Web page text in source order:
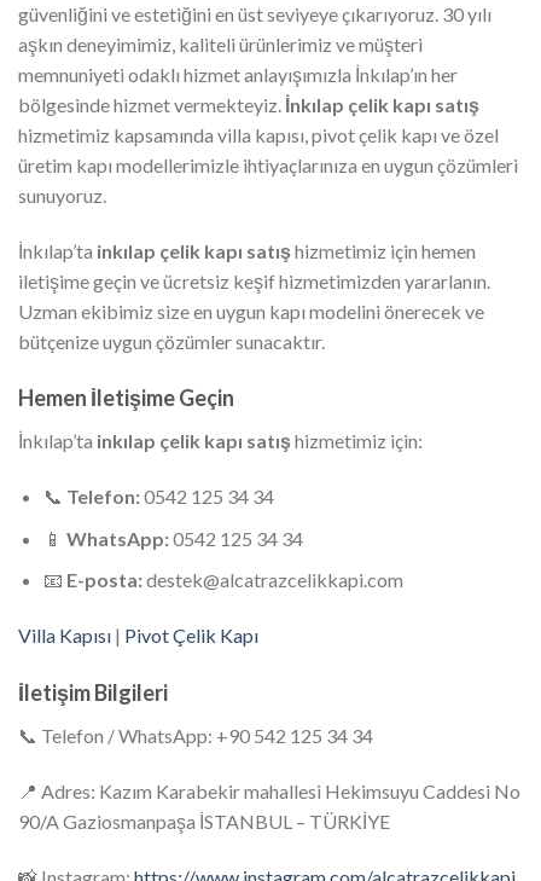
güvenliğini ve estetiğini en üst seviyeye çıkarıyoruz. 30 yılı
aşkın deneyimimiz, kaliteli ürünlerimiz ve müşteri
memnuniyeti odaklı hizmet anlayışımızla İnkılap’ın her
bölgesinde hizmet vermekteyiz. İnkılap çelik kapı satış
hizmetimiz kapsamında villa kapısı, pivot çelik kapı ve özel
üretim kapı modellerimizle ihtiyaçlarınıza en uygun çözümleri
sunuyoruz.
İnkılap’ta inkılap çelik kapı satışhizmetimiz için hemen
iletişime geçin ve ücretsiz keşif hizmetimizden yararlanın.
Uzman ekibimiz size en uygun kapı modelini önerecek ve
bütçenize uygun çözümler sunacaktır.
Hemen İletişime Geçin
İnkılap’ta inkılap çelik kapı satışhizmetimiz için:
📞 Telefon:0542 125 34 34
📱 WhatsApp:0542 125 34 34
📧 E-posta:destek@alcatrazcelikkapi.com
Villa Kapısı | Pivot Çelik Kapı
İletişim Bilgileri
📞 Telefon / WhatsApp: +90 542 125 34 34
📍 Adres: Kazım Karabekir mahallesi Hekimsuyu Caddesi No
90/A Gaziosmanpaşa İSTANBUL – TÜRKİYE
📸 Instagram: https://www.instagram.com/alcatrazcelikkapi